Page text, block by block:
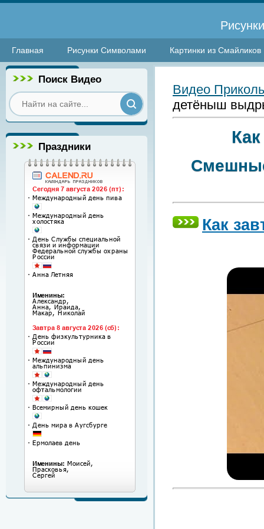
Главная Рисунки Символами Картинки из Смайликов
Поиск Видео
Праздники
Видео
детёныш
Как